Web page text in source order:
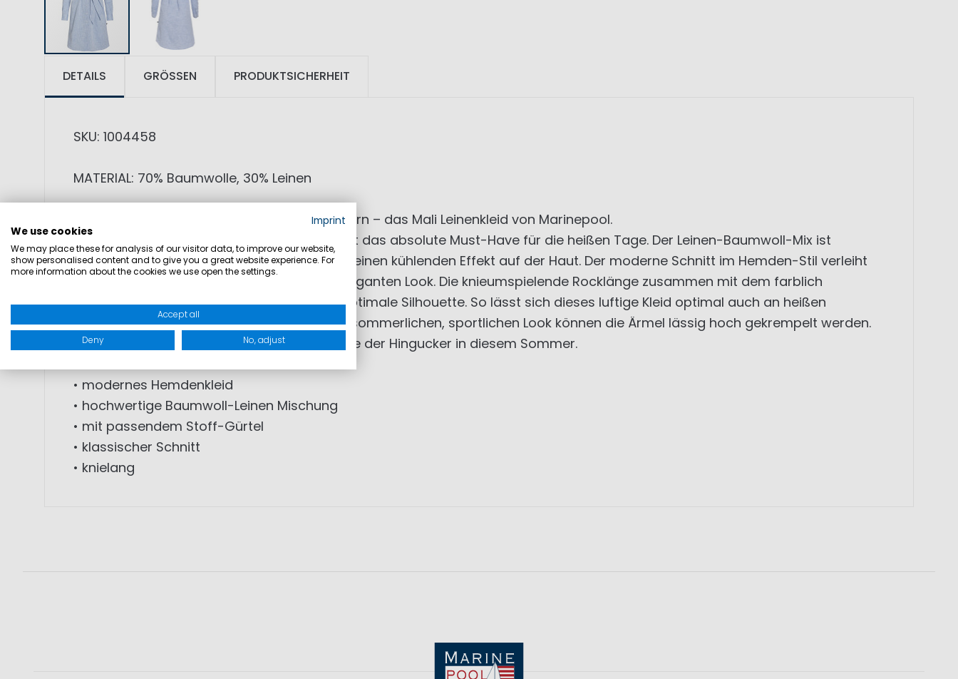
DETAILS
SKU: 1004458
MATERIAL: 70% Baumwolle, 30% Leinen
PRODUKTINFORMATIONEN: Cool, stylish, modern – das Mali Leinenkleid von Marinepool.
Das sommerliche Hemdenkleid aus Leinen ist das absolute Must-Have für die heißen Tage. Der Leinen-Baumwoll-Mix ist
angenehm zu tragen und bietet gleichzeitig einen kühlenden Effekt auf der Haut. Der moderne Schnitt im Hemden-Stil verleiht
diesem Kleidungsstück einen raffinierten, eleganten Look. Die knieumspielende Rocklänge zusammen mit dem farblich
passenden Gürtel zaubert jeder Frau eine optimale Silhouette. So lässt sich dieses luftige Kleid optimal auch an heißen
Sommertagen tragen. Für einen besonders sommerlichen, sportlichen Look können die Ärmel lässig hoch gekrempelt werden.
Mit dem Mali Hemdenkleid aus Leinen sind Sie der Hingucker in diesem Sommer.
• modernes Hemdenkleid
• hochwertige Baumwoll-Leinen Mischung
• mit passendem Stoff-Gürtel
• klassischer Schnitt
• knielang
GRÖSSEN PRODUKTSICHERHEIT
Imprint
We use cookies
We may place these for analysis of our visitor data, to improve our website,
show personalised content and to give you a great website experience. For
more information about the cookies we use open the settings.
Accept all
Deny No, adjust